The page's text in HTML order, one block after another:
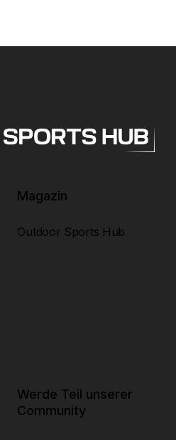
Magazin
Outdoor Sports Hub
Werde Teil unserer
Community